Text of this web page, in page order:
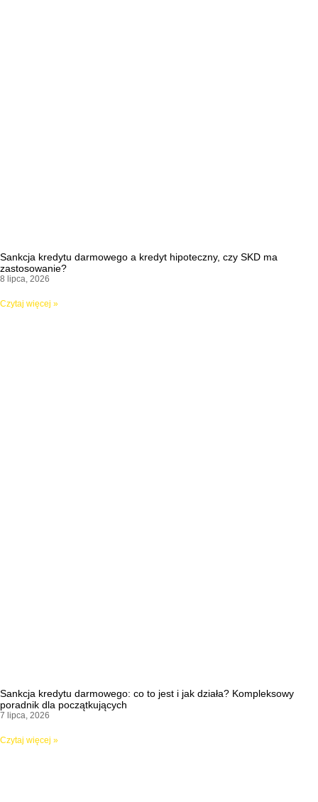
Sankcja kredytu darmowego a kredyt hipoteczny, czy SKD ma
zastosowanie?
8 lipca, 2026
Czytaj więcej »
Sankcja kredytu darmowego: co to jest i jak działa? Kompleksowy
poradnik dla początkujących
7 lipca, 2026
Czytaj więcej »